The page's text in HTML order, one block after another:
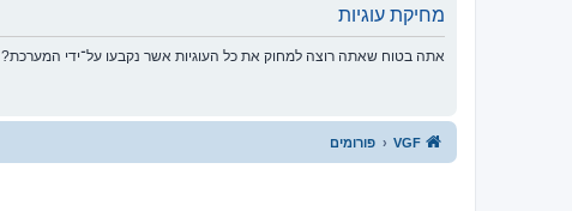
מחיקת עוגיות
אתה בטוח שאתה רוצה למחוק את כל העוגיות אשר נקבעו על־ידי המערכת?
VGF פורומים